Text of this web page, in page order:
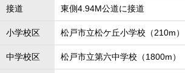
接道 東側4.94M公道に接道
小学校区 松戸市立松ケ丘小学校（210m）
中学校区 松戸市立第六中学校（1800m）